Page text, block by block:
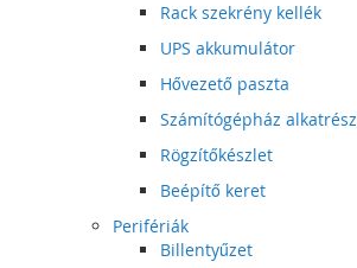
Rack szekrény kellék
UPS akkumulátor
Hővezető paszta
Számítógépház alkatrész
Rögzítőkészlet
Beépítő keret
Perifériák
Billentyűzet